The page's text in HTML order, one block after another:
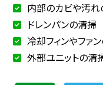
内部のカビや汚れ
ドレンパンの清掃
冷却フィンやファ
外部ユニットの清